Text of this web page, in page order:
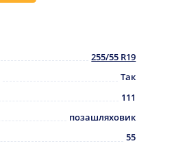
255/55 R19
Так
111
позашляховик
55